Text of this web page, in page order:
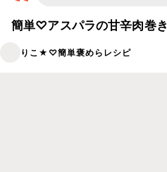
簡単♡アスパラの甘辛肉巻き
りこ★♡簡単褒めらレシピ